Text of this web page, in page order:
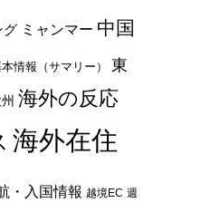
グ ミャンマー 中国
情報（サマリー）
東
海外の反応
海外在住
・入国情報 越境EC 週